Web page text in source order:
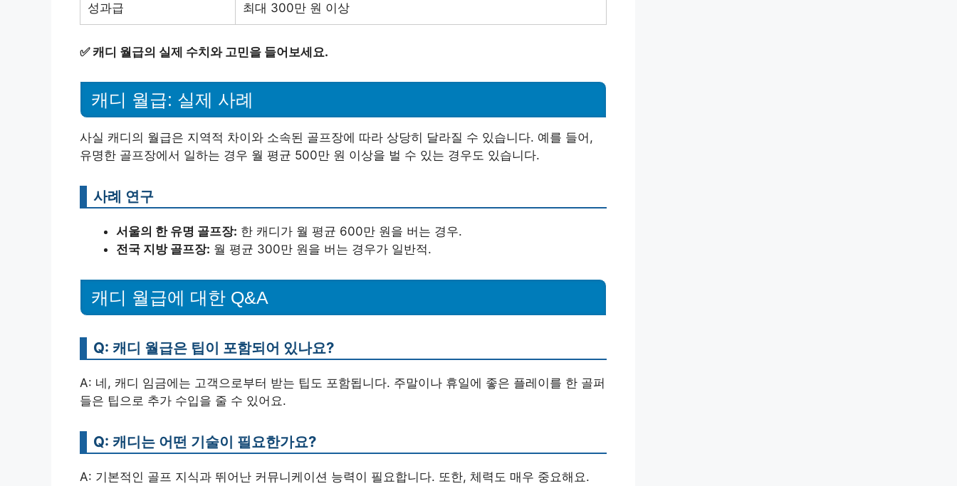
성과급 최대 300만 원 이상
✅캐디 월급의 실제 수치와 고민을 들어보세요.
캐디 월급: 실제 사례
사실 캐디의 월급은 지역적 차이와 소속된 골프장에 따라 상당히 달라질 수 있습니다. 예를 들어,
유명한 골프장에서 일하는 경우 월 평균 500만 원 이상을 벌 수 있는 경우도 있습니다.
사례 연구
서울의 한 유명 골프장: 한 캐디가 월 평균 600만 원을 버는 경우.
전국 지방 골프장: 월 평균 300만 원을 버는 경우가 일반적.
캐디 월급에 대한 Q&A
Q: 캐디 월급은 팁이 포함되어 있나요?
A: 네, 캐디 임금에는 고객으로부터 받는 팁도 포함됩니다. 주말이나 휴일에 좋은 플레이를 한 골퍼
들은 팁으로 추가 수입을 줄 수 있어요.
Q: 캐디는 어떤 기술이 필요한가요?
A: 기본적인 골프 지식과 뛰어난 커뮤니케이션 능력이 필요합니다. 또한, 체력도 매우 중요해요.